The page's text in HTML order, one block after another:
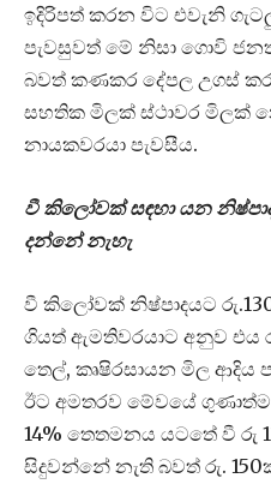
ඉදිරිපත් කරන විට එවැනි
පැවසුවත් මේ නිසා ගොවි
බවත් කණකර දේපල උගස්
සහතික මිලක් ස්ථාවර මිලක්
නායකවරයා පැවසීය.
වී කිලෝවක් සඳහා යන
දන්නේ නැහැ
වී කිලෝවක් නිෂ්පාදයට
ගියත් ඇමතිවරයාට අනුව එය
තෙල්, කෘෂිරසායන මිල ආදිය
ඊට අමතරව මේවයේ
14% තෙතමනය යටතේ වී රු
සිදුවන්නේ නැති බවත් රු.